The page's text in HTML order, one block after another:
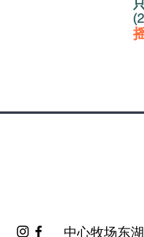
中心牧场东